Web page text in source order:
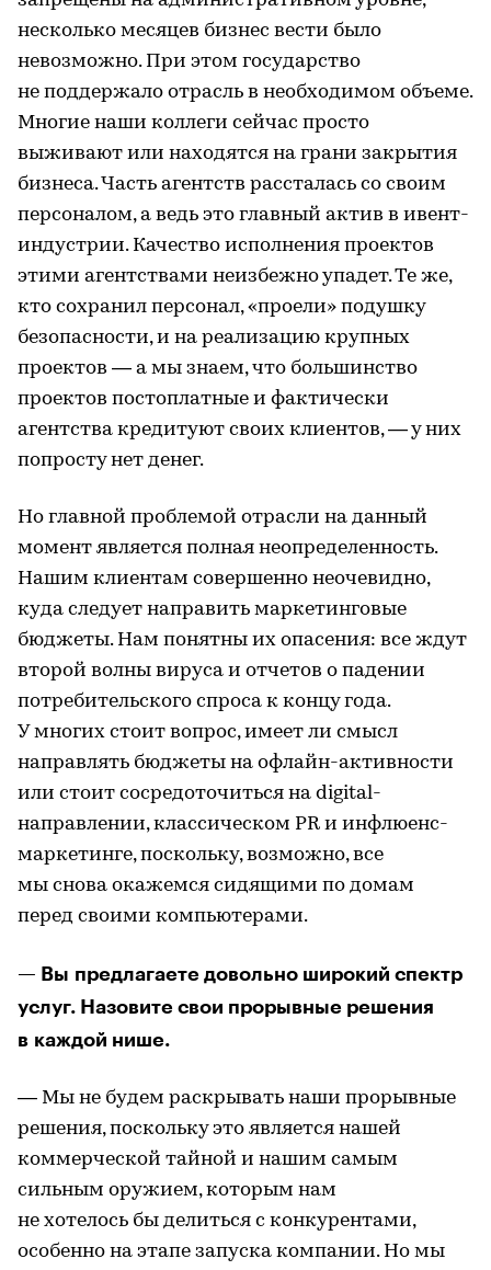
несколько месяцев бизнес вести было
невозможно. При этом государство
не поддержало отрасль в необходимом объеме.
Многие наши коллеги сейчас просто
выживают или находятся на грани закрытия
бизнеса. Часть агентств рассталась со своим
персоналом, а ведь это главный актив в ивент-
индустрии. Качество исполнения проектов
этими агентствами неизбежно упадет. Те же,
кто сохранил персонал, «проели» подушку
безопасности, и на реализацию крупных
проектов — а мы знаем, что большинство
проектов постоплатные и фактически
агентства кредитуют своих клиентов, — у них
попросту нет денег.
Но главной проблемой отрасли на данный
момент является полная неопределенность.
Нашим клиентам совершенно неочевидно,
куда следует направить маркетинговые
бюджеты. Нам понятны их опасения: все ждут
второй волны вируса и отчетов о падении
потребительского спроса к концу года.
У многих стоит вопрос, имеет ли смысл
направлять бюджеты на офлайн-активности
или стоит сосредоточиться на digital-
направлении, классическом PR и инфлюенс-
маркетинге, поскольку, возможно, все
мы снова окажемся сидящими по домам
перед своими компьютерами.
— Вы предлагаете довольно широкий спектр
услуг. Назовите свои прорывные решения
в каждой нише.
— Мы не будем раскрывать наши прорывные
решения, поскольку это является нашей
коммерческой тайной и нашим самым
сильным оружием, которым нам
не хотелось бы делиться с конкурентами,
особенно на этапе запуска компании. Но мы